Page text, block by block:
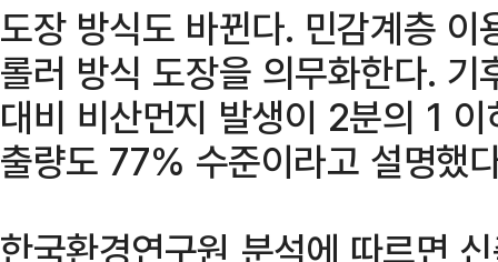
도장 방식도 바뀐다. 민감계층
롤러 방식 도장을 의무화한다.
대비 비산먼지 발생이 2분의 1
출량도 77% 수준이라고 설명했
한국환경연구원 분석에 따르면